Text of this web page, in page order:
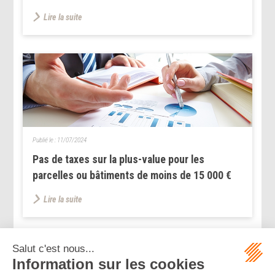
Lire la suite
Pas de taxes sur la plus-value pour les
parcelles ou bâtiments de moins de 15 000 €
Publié le : 11/07/2024
Lire la suite
<< < ... 120